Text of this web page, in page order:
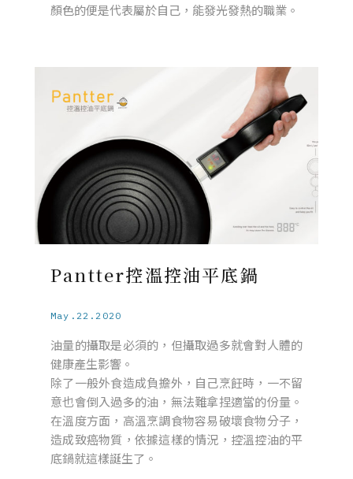
顏色的便是代表屬於自己，能發光發熱的職業。
Pantter控溫控油平底鍋
May.22.2020
油量的攝取是必須的，但攝取過多就會對人體的
健康產生影響。
除了一般外食造成負擔外，自己烹飪時，一不留
意也會倒入過多的油，無法難拿捏適當的份量。
在溫度方面，高溫烹調食物容易破壞食物分子，
造成致癌物質，依據這樣的情況，控溫控油的平
底鍋就這樣誕生了。